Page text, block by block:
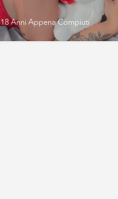
18 Anni Appena Compiuti